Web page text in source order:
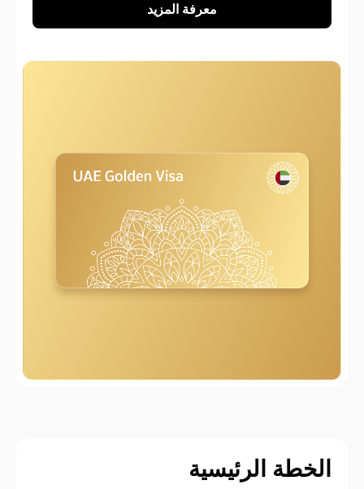
معرفة المزيد
الخطة الرئيسية